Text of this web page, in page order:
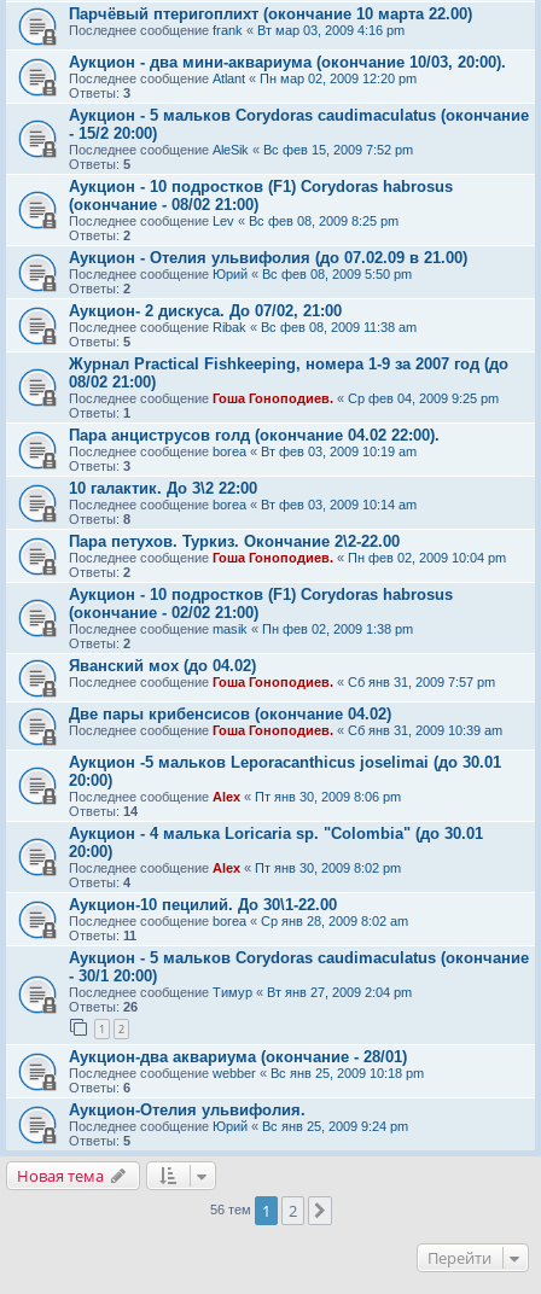
Парчёвый птеригоплихт (окончание 10 марта 22.00)
Последнее сообщение frank « Вт мар 03, 2009 4:16 pm
Аукцион - два мини-аквариума (окончание 10/03, 20:00).
Последнее сообщение Atlant « Пн мар 02, 2009 12:20 pm
Ответы: 3
Аукцион - 5 мальков Corydoras caudimaculatus (окончание
- 15/2 20:00)
Последнее сообщение AleSik « Вс фев 15, 2009 7:52 pm
Ответы: 5
Аукцион - 10 подростков (F1) Corydoras habrosus
(окончание - 08/02 21:00)
Последнее сообщение Lev « Вс фев 08, 2009 8:25 pm
Ответы: 2
Аукцион - Отелия ульвифолия (до 07.02.09 в 21.00)
Последнее сообщение Юрий « Вс фев 08, 2009 5:50 pm
Ответы: 2
Аукцион- 2 дискуса. До 07/02, 21:00
Последнее сообщение Ribak « Вс фев 08, 2009 11:38 am
Ответы: 5
Журнал Practical Fishkeeping, номера 1-9 за 2007 год (до
08/02 21:00)
Последнее сообщение Гоша Гоноподиев. « Ср фев 04, 2009 9:25 pm
Ответы: 1
Пара анциструсов голд (окончание 04.02 22:00).
Последнее сообщение borea « Вт фев 03, 2009 10:19 am
Ответы: 3
10 галактик. До 3\2 22:00
Последнее сообщение borea « Вт фев 03, 2009 10:14 am
Ответы: 8
Пара петухов. Туркиз. Окончание 2\2-22.00
Последнее сообщение Гоша Гоноподиев. « Пн фев 02, 2009 10:04 pm
Ответы: 2
Аукцион - 10 подростков (F1) Corydoras habrosus
(окончание - 02/02 21:00)
Последнее сообщение masik « Пн фев 02, 2009 1:38 pm
Ответы: 2
Яванский мох (до 04.02)
Последнее сообщение Гоша Гоноподиев. « Сб янв 31, 2009 7:57 pm
Две пары крибенсисов (окончание 04.02)
Последнее сообщение Гоша Гоноподиев. « Сб янв 31, 2009 10:39 am
Аукцион -5 мальков Leporacanthicus joselimai (до 30.01
20:00)
Последнее сообщение Alex « Пт янв 30, 2009 8:06 pm
Ответы: 14
Аукцион - 4 малька Loricaria sp. "Colombia" (до 30.01
20:00)
Последнее сообщение Alex « Пт янв 30, 2009 8:02 pm
Ответы: 4
Аукцион-10 пецилий. До 30\1-22.00
Последнее сообщение borea « Ср янв 28, 2009 8:02 am
Ответы: 11
Аукцион - 5 мальков Corydoras caudimaculatus (окончание
- 30/1 20:00)
Последнее сообщение Тимур « Вт янв 27, 2009 2:04 pm
Ответы: 26
1 2
Аукцион-два аквариума (окончание - 28/01)
Последнее сообщение webber « Вс янв 25, 2009 10:18 pm
Ответы: 6
Аукцион-Отелия ульвифолия.
Последнее сообщение Юрий « Вс янв 25, 2009 9:24 pm
Ответы: 5
Новая тема
56 тем 1 2
Перейти